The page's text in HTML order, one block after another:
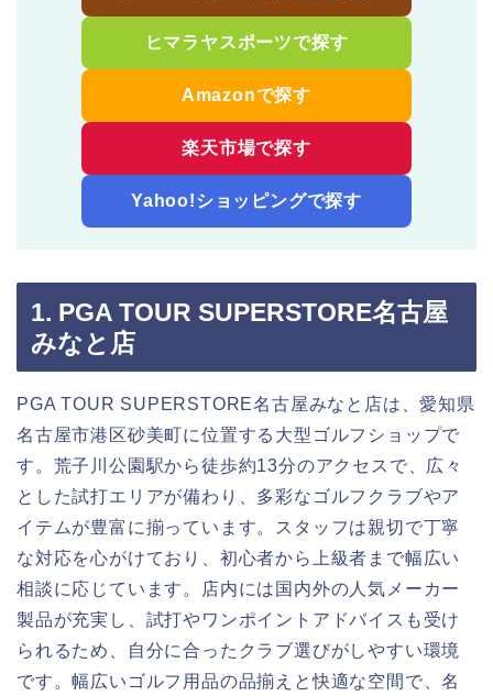
ヒマラヤスポーツで探す
Amazonで探す
楽天市場で探す
Yahoo!ショッピングで探す
1. PGA TOUR SUPERSTORE名古屋
みなと店
PGA TOUR SUPERSTORE名古屋みなと店は、愛知県
名古屋市港区砂美町に位置する大型ゴルフショップで
す。荒子川公園駅から徒歩約13分のアクセスで、広々
とした試打エリアが備わり、多彩なゴルフクラブやア
イテムが豊富に揃っています。スタッフは親切で丁寧
な対応を心がけており、初心者から上級者まで幅広い
相談に応じています。店内には国内外の人気メーカー
製品が充実し、試打やワンポイントアドバイスも受け
られるため、自分に合ったクラブ選びがしやすい環境
です。幅広いゴルフ用品の品揃えと快適な空間で、名